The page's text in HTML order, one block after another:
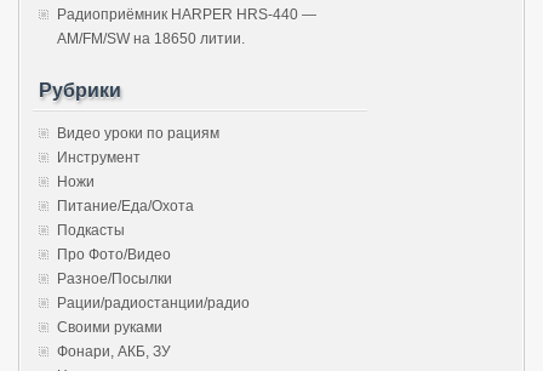
Радиоприёмник HARPER HRS-440 —
AM/FM/SW на 18650 литии.
Рубрики
Видео уроки по рациям
Инструмент
Ножи
Питание/Еда/Охота
Подкасты
Про Фото/Видео
Разное/Посылки
Рации/радиостанции/радио
Своими руками
Фонари, АКБ, ЗУ